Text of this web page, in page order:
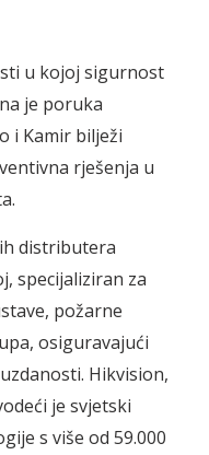
u kojoj sigurnost
je poruka
i Kamir bilježi
rješenja u
distributera
specijaliziran za
požarne
osiguravajući
Hikvision,
je svjetski
s više od 59.000